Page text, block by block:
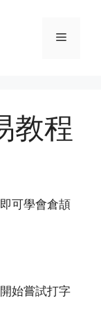
Menu
教程
可學會倉頡
始嘗試打字